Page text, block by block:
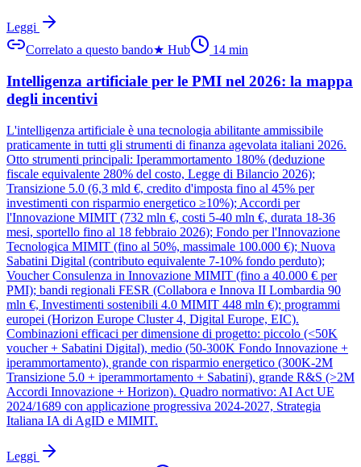
Leggi
Correlato a questo bando★ Hub 14 min
Intelligenza artificiale per le PMI nel 2026: la mappa
degli incentivi
L'intelligenza artificiale è una tecnologia abilitante ammissibile
praticamente in tutti gli strumenti di finanza agevolata italiani 2026.
Otto strumenti principali: Iperammortamento 180% (deduzione
fiscale equivalente 280% del costo, Legge di Bilancio 2026);
Transizione 5.0 (6,3 mld €, credito d'imposta fino al 45% per
investimenti con risparmio energetico ≥10%); Accordi per
l'Innovazione MIMIT (732 mln €, costi 5-40 mln €, durata 18-36
mesi, sportello fino al 18 febbraio 2026); Fondo per l'Innovazione
Tecnologica MIMIT (fino al 50%, massimale 100.000 €); Nuova
Sabatini Digital (contributo equivalente 7-10% fondo perduto);
Voucher Consulenza in Innovazione MIMIT (fino a 40.000 € per
PMI); bandi regionali FESR (Collabora e Innova II Lombardia 90
mln €, Investimenti sostenibili 4.0 MIMIT 448 mln €); programmi
europei (Horizon Europe Cluster 4, Digital Europe, EIC).
Combinazioni efficaci per dimensione di progetto: piccolo (<50K
voucher + Sabatini Digital), medio (50-300K Fondo Innovazione +
iperammortamento), grande con risparmio energetico (300K-2M
Transizione 5.0 + iperammortamento + Sabatini), grande R&S (>2M
Accordi Innovazione + Horizon). Quadro normativo: AI Act UE
2024/1689 con applicazione progressiva 2024-2027, Strategia
Italiana IA di AgID e MIMIT.
Leggi